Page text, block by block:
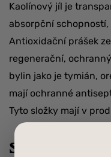
Kaolínový jíl je
absorpční
Antioxidační prášek
regenerační,
bylin jako je tymián,
mají ochranné
Tyto složky mají v
Složení